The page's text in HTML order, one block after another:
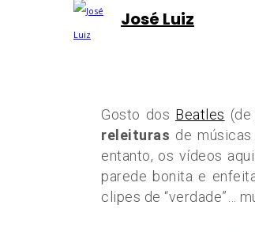
José Luiz
Gosto dos Beatles (de
releituras de
entanto, os vídeos
parede bonita e
clipes de “verdade”…